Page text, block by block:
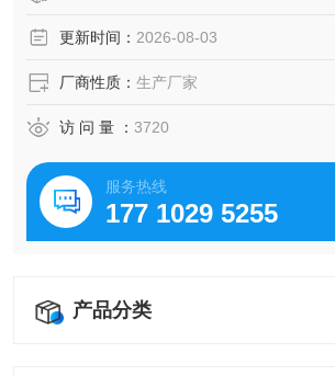
更新时间： 2026-08-03
厂商性质： 生产厂家
访 问 量 ： 3720
服务热线
177 1029 5255
产品分类